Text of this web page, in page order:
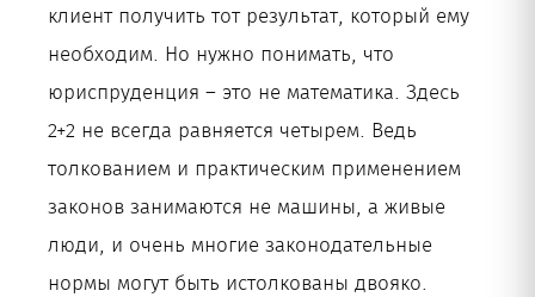
клиент получить тот результат, который ему
необходим. Но нужно понимать, что
юриспруденция – это не математика. Здесь
2+2 не всегда равняется четырем. Ведь
толкованием и практическим применением
законов занимаются не машины, а живые
люди, и очень многие законодательные
нормы могут быть истолкованы двояко.